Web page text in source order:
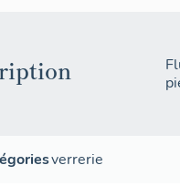
verrerie